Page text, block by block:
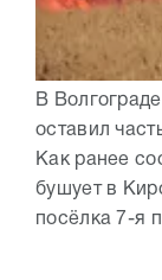
В
оставил
Как ранее
бушует в
посёлка 7-я